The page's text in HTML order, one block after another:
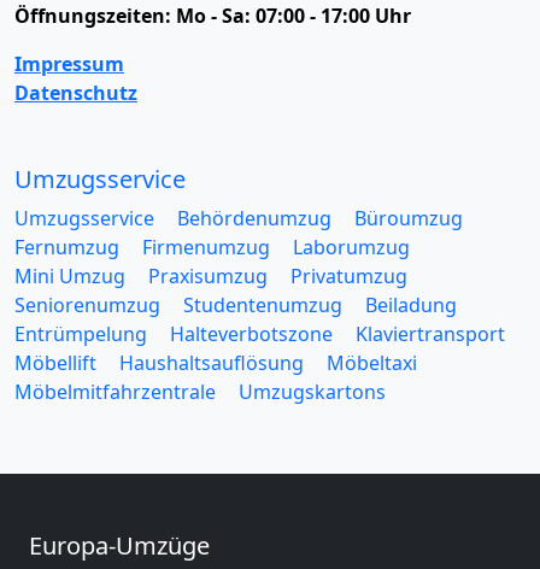
Öffnungszeiten: Mo - Sa: 07:00 - 17:00 Uhr
Impressum
Datenschutz
Umzugsservice
Umzugsservice Behördenumzug
Büroumzug
Fernumzug
Firmenumzug
Laborumzug
Mini Umzug
Praxisumzug
Privatumzug
Seniorenumzug
Studentenumzug
Beiladung
Entrümpelung
Halteverbotszone
Klaviertransport
Möbellift
Haushaltsauflösung
Möbeltaxi
Möbelmitfahrzentrale
Umzugskartons
Europa-Umzüge